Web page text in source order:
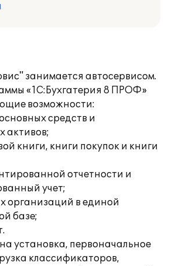
занимается автосервисом.
«1С:Бухгатерия 8 ПРОФ»
возможности:
средств и
активов;
книги, книги покупок и книги
отчетности и
учет;
организаций в единой
базе;
установка, первоначальное
классификаторов,